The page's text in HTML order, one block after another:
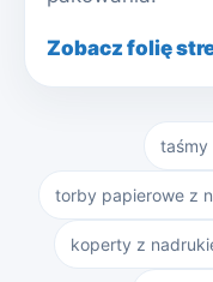
Zobacz folię
taśmy
torby papierowe z
koperty z